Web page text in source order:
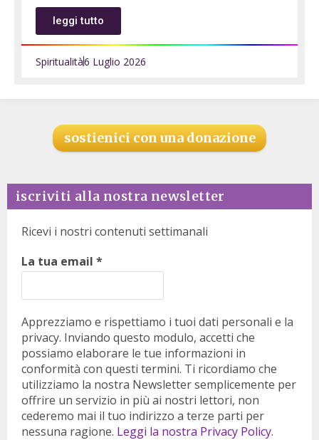
leggi tutto
Spiritualità6 Luglio 2026
sostienici con una donazione
iscriviti alla nostra newsletter
Ricevi i nostri contenuti settimanali
La tua email *
Apprezziamo e rispettiamo i tuoi dati personali e la
privacy. Inviando questo modulo, accetti che
possiamo elaborare le tue informazioni in
conformità con questi termini. Ti ricordiamo che
utilizziamo la nostra Newsletter semplicemente per
offrire un servizio in più ai nostri lettori, non
cederemo mai il tuo indirizzo a terze parti per
nessuna ragione. Leggi la nostra Privacy Policy.